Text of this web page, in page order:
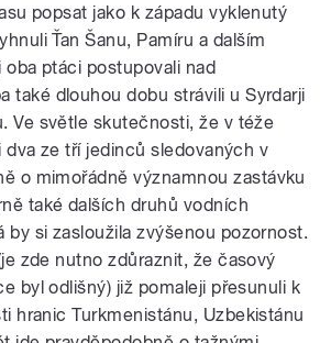
popsat jako k západu vyklenutý
Ťan Šanu, Pamíru a dalším
ptáci postupovali nad
také dlouhou dobu strávili u Syrdarji
Ve světle skutečnosti, že v téže
dva ze tří jedinců sledovaných v
o mimořádně významnou zastávku
také dalších druhů vodních
by si zasloužila zvýšenou pozornost.
zde nutno zdůraznit, že časový
byl odlišný) již pomaleji přesunuli k
hranic Turkmenistánu, Uzbekistánu